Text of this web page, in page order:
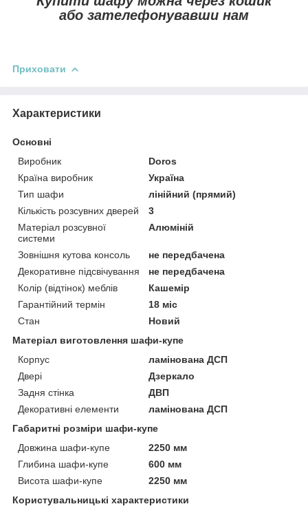
або зателефонувавши нам
Приховати
Характеристики
Основні
Виробник
Doros
Країна виробник
Україна
Тип шафи
лінійний (прямий)
Кількість розсувних дверей
3
Матеріал розсувної
системи
Алюміній
Зовнішня кутова консоль
не передбачена
Декоративне підсвічування
не передбачена
Колір (відтінок) меблів
Кашемір
Гарантійний термін
18 міс
Стан
Новий
Матеріал виготовлення шафи-купе
Корпус
ламінована ДСП
Двері
Дзеркало
Задня стінка
ДВП
Декоративні елементи
ламінована ДСП
Габаритні розміри шафи-купе
Довжина шафи-купе
2250 мм
Глибина шафи-купе
600 мм
Висота шафи-купе
2250 мм
Користувальницькі характеристики